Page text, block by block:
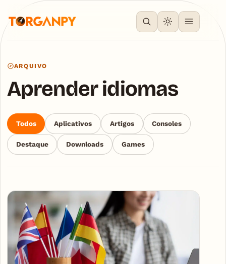
ARQUIVO
Aprender idiomas
Todos Aplicativos Artigos Consoles
Destaque Downloads Games
Articles